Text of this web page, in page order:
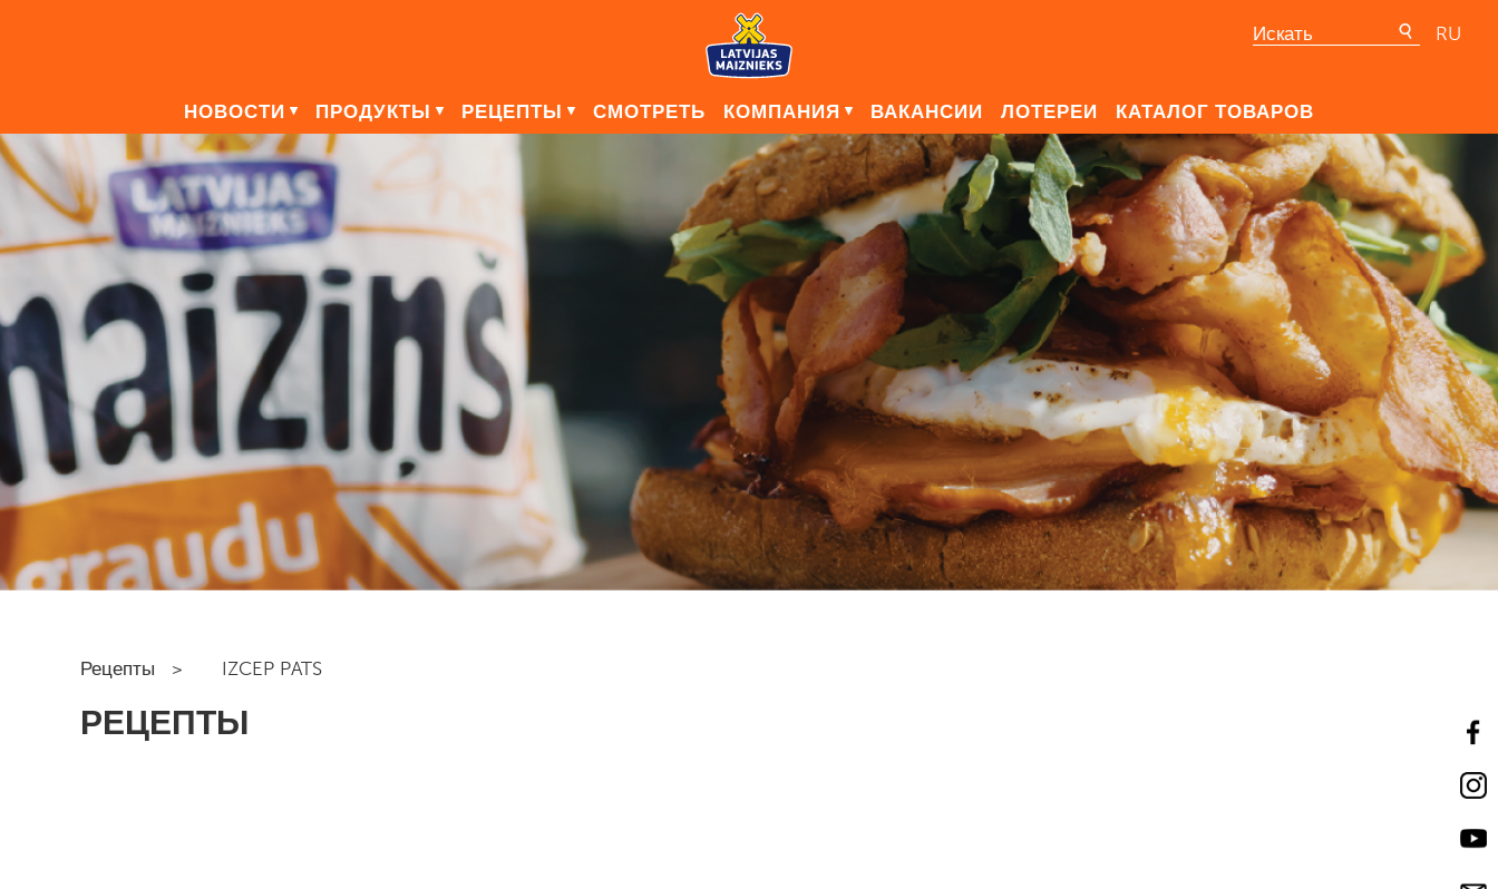
RU
НОВОСТИ ПРОДУКТЫ РЕЦЕПТЫ СМОТРЕТЬ КОМПАНИЯ ВАКАНСИИ ЛОТЕРЕИ КАТАЛОГ ТОВАРОВ
Рецепты > IZCEP PATS
РЕЦЕПТЫ